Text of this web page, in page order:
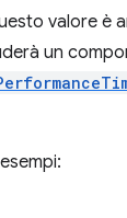
valore è
un